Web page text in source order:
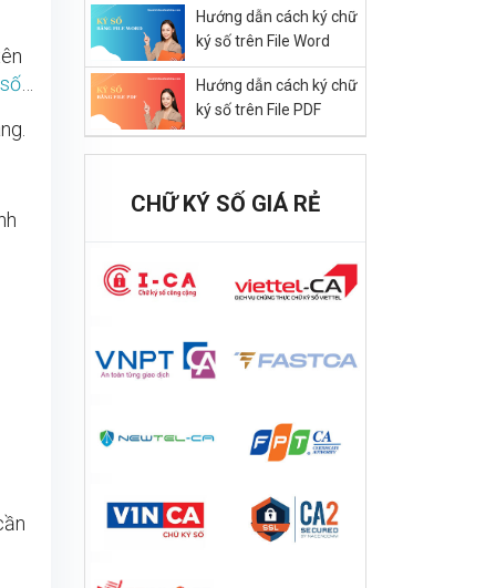
…
Hướng dẫn cách ký chữ
ký số trên File Word
Hướng dẫn cách ký chữ
ký số trên File PDF
CHỮ KÝ SỐ GIÁ RẺ